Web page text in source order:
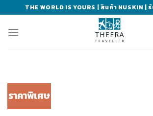
to
content
THE WORLD IS YOURS | สินค้า NUSKIN
ราคาพิเศษ